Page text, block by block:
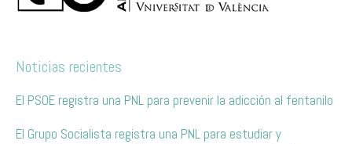
Noticias recientes
El PSOE registra una PNL para prevenir la adicción al fentanilo
El Grupo Socialista registra una PNL para estudiar y